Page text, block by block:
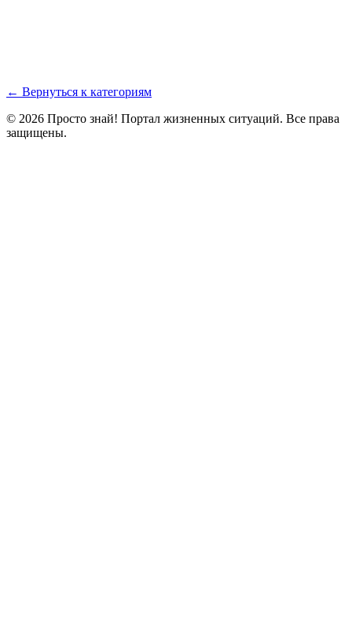
← Вернуться к категориям
© 2026 Просто знай! Портал жизненных ситуаций. Все права
защищены.